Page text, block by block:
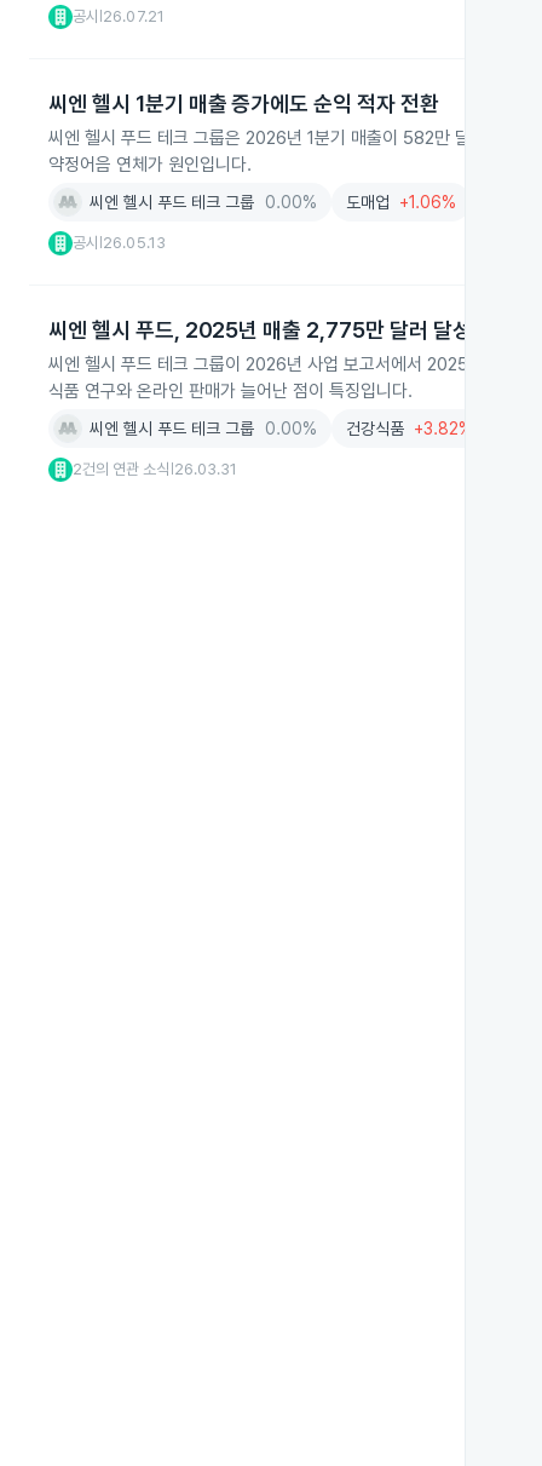
공시 26.07.21
씨엔 헬시 1분기 매출 증가에도 순익 적자 전환
씨엔 헬시 푸드 테크 그룹은 2026년 1분기 매출이 582만 달러로
약정어음 연체가 원인입니다.
씨엔 헬시 푸드 테크 그룹 0.00% 도매업 +1.06%
공시 26.05.13
씨엔 헬시 푸드, 2025년 매출 2,775만 달러 달성
씨엔 헬시 푸드 테크 그룹이 2026년 사업 보고서에서 2025년 매출
식품 연구와 온라인 판매가 늘어난 점이 특징입니다.
씨엔 헬시 푸드 테크 그룹 0.00% 건강식품 +3.82%
2건의 연관 소식 26.03.31